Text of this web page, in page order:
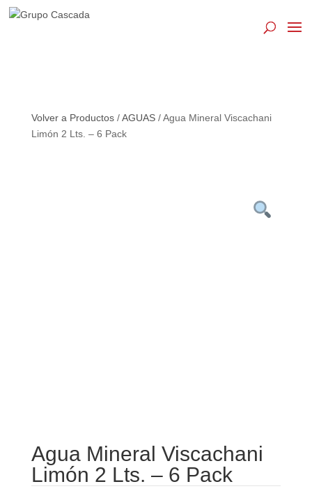
Volver a Productos/AGUAS/ Agua Mineral Viscachani
Limón 2 Lts. – 6 Pack
Agua Mineral Viscachani
Limón 2 Lts. – 6 Pack